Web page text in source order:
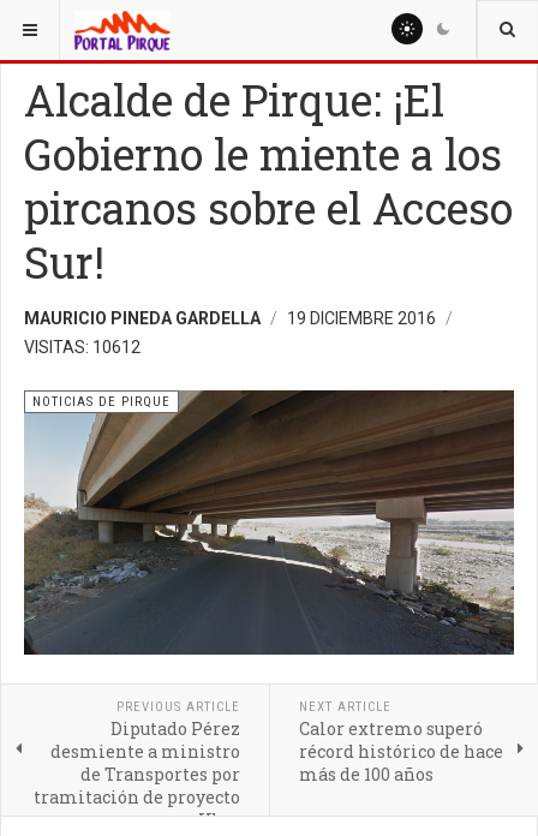
ESTÁ AQUÍ: NOTICIAS
Alcalde de Pirque: ¡El
Gobierno le miente a los
pircanos sobre el Acceso
Sur!
MAURICIO PINEDA GARDELLA
19 DICIEMBRE 2016
VISITAS: 10612
NOTICIAS DE PIRQUE
PREVIOUS ARTICLE
Diputado Pérez
desmiente a ministro
de Transportes por
tramitación de proyecto
Uber
NEXT ARTICLE
Calor extremo superó
récord histórico de hace
más de 100 años